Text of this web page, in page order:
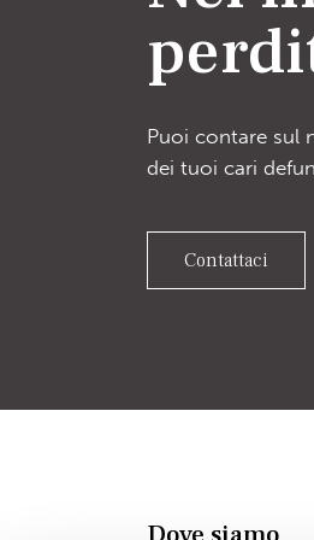
Puoi contare sul
dei tuoi cari
Contattaci